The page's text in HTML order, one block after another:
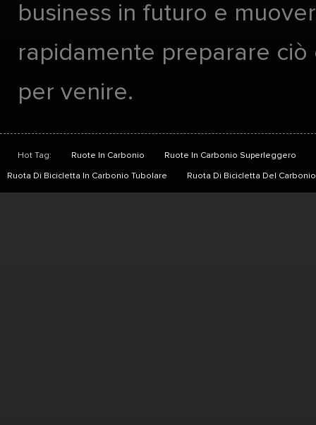
business in futuro e
rapidamente preparare ciò
per venire.
Hot Tag: Ruote In Carbonio Ruote In Carbonio Superleggero
Ruota Di Bicicletta In Carbonio Tubolare Ruota Di Bicicletta Del